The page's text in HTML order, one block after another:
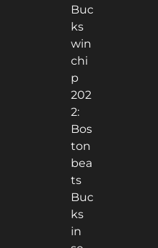
Buc
ks
win
chi
p
202
2:
Bos
ton
bea
ts
Buc
ks
in